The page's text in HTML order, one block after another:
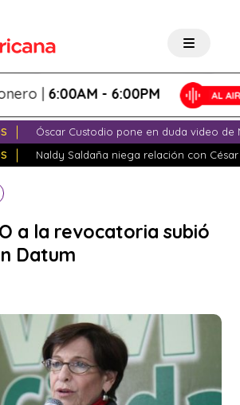
|6:00AM - 6:00PM
Óscar Custodio pone en duda video de
Naldy Saldaña niega relación con
a la revocatoria subió
Datum